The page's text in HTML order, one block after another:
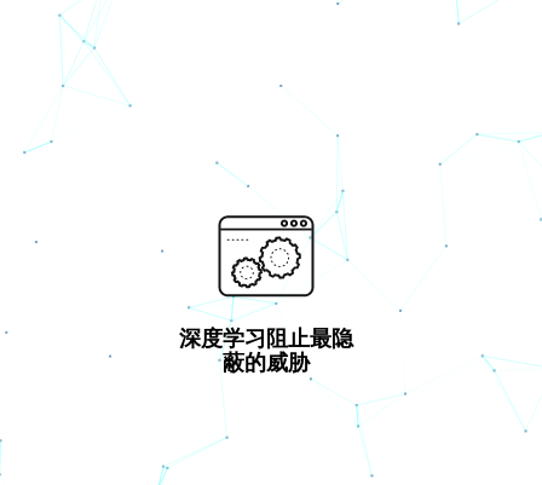
深度学习阻止最隐
蔽的威胁